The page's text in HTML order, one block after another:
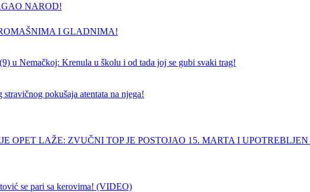
NAROD!
I GLADNIMA!
u Nemačkoj: Krenula u školu i od tada joj se gubi svaki trag!
pokušaja atentata na njega!
OPET LAŽE: ZVUČNI TOP JE POSTOJAO 15. MARTA I
se pari sa kerovima! (VIDEO)